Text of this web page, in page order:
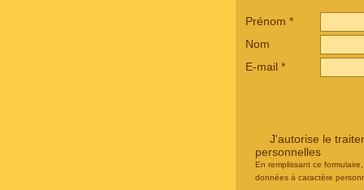
Prénom *
Nom
E-mail *
J'autorise le
personnelles
En remplissant ce
données à caractère